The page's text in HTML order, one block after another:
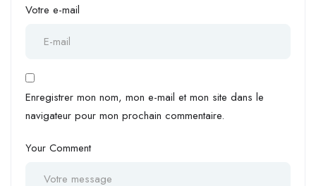
Votre e-mail
Enregistrer mon nom, mon e-mail et mon site dans le
navigateur pour mon prochain commentaire.
Your Comment